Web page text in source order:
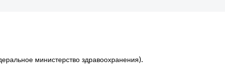
министерство здравоохранения).